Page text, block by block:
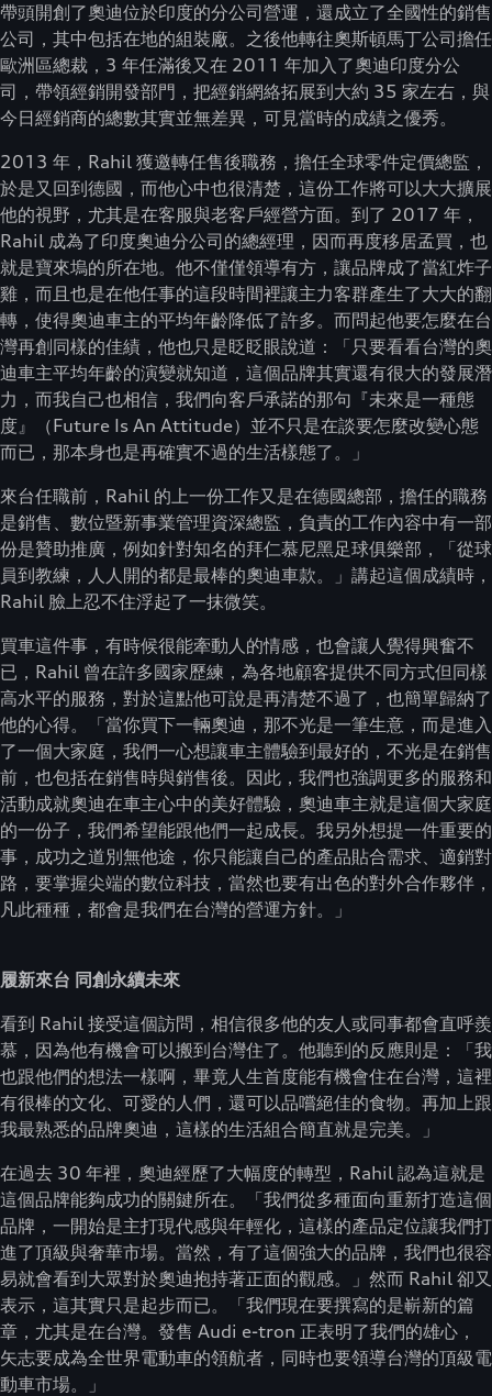
帶頭開創了奧迪位於印度的分公司營運，還成立了全國性的銷售
公司，其中包括在地的組裝廠。之後他轉往奧斯頓馬丁公司擔任
歐洲區總裁，3 年任滿後又在 2011 年加入了奧迪印度分公
司，帶領經銷開發部門，把經銷網絡拓展到大約 35 家左右，與
今日經銷商的總數其實並無差異，可見當時的成績之優秀。
2013 年，Rahil 獲邀轉任售後職務，擔任全球零件定價總監，
於是又回到德國，而他心中也很清楚，這份工作將可以大大擴展
他的視野，尤其是在客服與老客戶經營方面。到了 2017 年，
Rahil 成為了印度奧迪分公司的總經理，因而再度移居孟買，也
就是寶來塢的所在地。他不僅僅領導有方，讓品牌成了當紅炸子
雞，而且也是在他任事的這段時間裡讓主力客群產生了大大的翻
轉，使得奧迪車主的平均年齡降低了許多。而問起他要怎麼在台
灣再創同樣的佳績，他也只是眨眨眼說道：「只要看看台灣的奧
迪車主平均年齡的演變就知道，這個品牌其實還有很大的發展潛
力，而我自己也相信，我們向客戶承諾的那句『未來是一種態
度』（Future Is An Attitude）並不只是在談要怎麼改變心態
而已，那本身也是再確實不過的生活樣態了。」
來台任職前，Rahil 的上一份工作又是在德國總部，擔任的職務
是銷售、數位暨新事業管理資深總監，負責的工作內容中有一部
份是贊助推廣，例如針對知名的拜仁慕尼黑足球俱樂部，「從球
員到教練，人人開的都是最棒的奧迪車款。」講起這個成績時，
Rahil 臉上忍不住浮起了一抹微笑。
買車這件事，有時候很能牽動人的情感，也會讓人覺得興奮不
已，Rahil 曾在許多國家歷練，為各地顧客提供不同方式但同樣
高水平的服務，對於這點他可說是再清楚不過了，也簡單歸納了
他的心得。「當你買下一輛奧迪，那不光是一筆生意，而是進入
了一個大家庭，我們一心想讓車主體驗到最好的，不光是在銷售
前，也包括在銷售時與銷售後。因此，我們也強調更多的服務和
活動成就奧迪在車主心中的美好體驗，奧迪車主就是這個大家庭
的一份子，我們希望能跟他們一起成長。我另外想提一件重要的
事，成功之道別無他途，你只能讓自己的產品貼合需求、適銷對
路，要掌握尖端的數位科技，當然也要有出色的對外合作夥伴，
凡此種種，都會是我們在台灣的營運方針。」
履新來台 同創永續未來
看到 Rahil 接受這個訪問，相信很多他的友人或同事都會直呼羨
慕，因為他有機會可以搬到台灣住了。他聽到的反應則是：「我
也跟他們的想法一樣啊，畢竟人生首度能有機會住在台灣，這裡
有很棒的文化、可愛的人們，還可以品嚐絕佳的食物。再加上跟
我最熟悉的品牌奧迪，這樣的生活組合簡直就是完美。」
在過去 30 年裡，奧迪經歷了大幅度的轉型，Rahil 認為這就是
這個品牌能夠成功的關鍵所在。「我們從多種面向重新打造這個
品牌，一開始是主打現代感與年輕化，這樣的產品定位讓我們打
進了頂級與奢華市場。當然，有了這個強大的品牌，我們也很容
易就會看到大眾對於奧迪抱持著正面的觀感。」然而 Rahil 卻又
表示，這其實只是起步而已。「我們現在要撰寫的是嶄新的篇
章，尤其是在台灣。發售 Audi e-tron 正表明了我們的雄心，
矢志要成為全世界電動車的領航者，同時也要領導台灣的頂級電
動車市場。」